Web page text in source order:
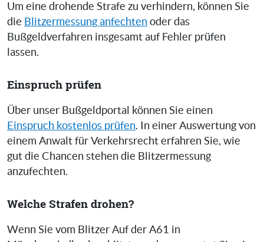
Um eine drohende Strafe zu verhindern, können Sie
die Blitzermessung anfechten oder das
Bußgeldverfahren insgesamt auf Fehler prüfen
lassen.
Einspruch prüfen
Über unser Bußgeldportal können Sie einen
Einspruch kostenlos prüfen. In einer Auswertung von
einem Anwalt für Verkehrsrecht erfahren Sie, wie
gut die Chancen stehen die Blitzermessung
anzufechten.
Welche Strafen drohen?
Wenn Sie vom Blitzer Auf der A61 in